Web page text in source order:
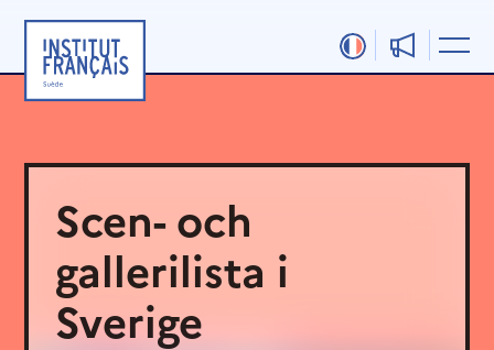
innehåll
Scen- och
gallerilista i
Sverige